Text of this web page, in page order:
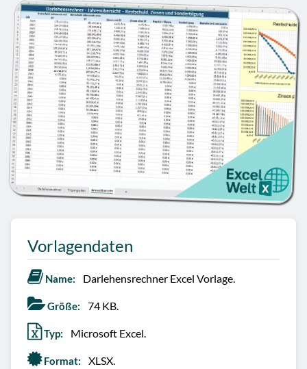
Vorlagendaten
Name: Darlehensrechner Excel Vorlage.
Größe: 74 KB.
Typ: Microsoft Excel.
Format: XLSX.